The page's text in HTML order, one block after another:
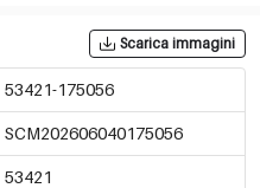
Scarica immagini
53421-175056
SCM202606040175056
53421